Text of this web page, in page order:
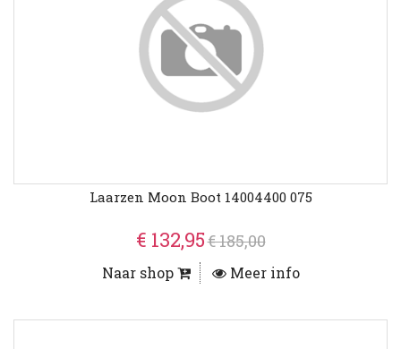
Laarzen Moon Boot 14004400 075
€ 132,95€ 185,00
Naar shop Meer info